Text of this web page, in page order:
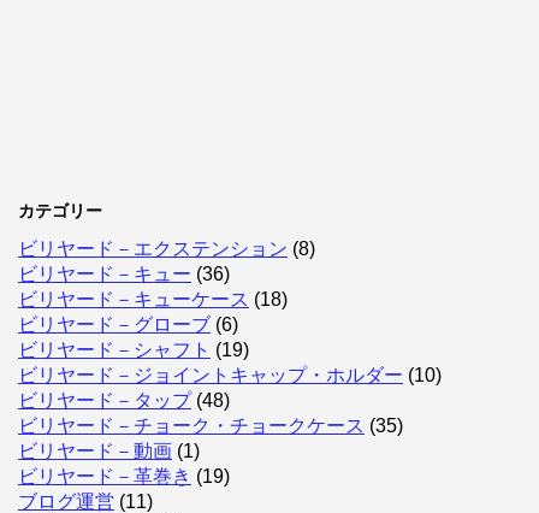
カテゴリー
ビリヤード－エクステンション (8)
ビリヤード－キュー (36)
ビリヤード－キューケース (18)
ビリヤード－グローブ (6)
ビリヤード－シャフト (19)
ビリヤード－ジョイントキャップ・ホルダー (10)
ビリヤード－タップ(48)
ビリヤード－チョーク・チョークケース (35)
ビリヤード－動画 (1)
ビリヤード－革巻き (19)
ブログ運営 (11)